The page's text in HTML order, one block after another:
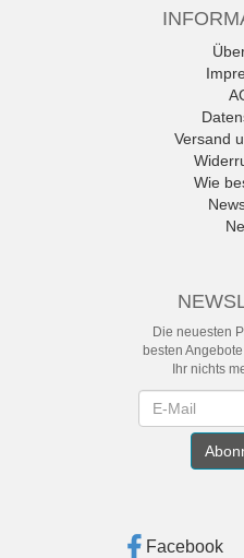
Versand
Wie
Die neuesten
besten
Ihr nichts
Facebook